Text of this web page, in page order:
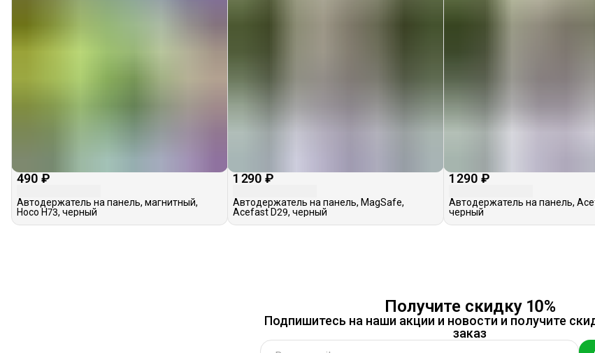
490 ₽
Автодержатель на панель, магнитный,
Hoco H73, черный
1 290 ₽
Автодержатель на панель, MagSafe,
Acefast D29, черный
1 290 ₽
Автодержатель на панель,
черный
Получите скидку 10%
Подпишитесь на наши акции и новости и получите
заказ